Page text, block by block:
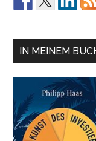
IN MEINEM